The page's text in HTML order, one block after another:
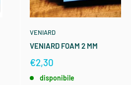
VENIARD
VENIARD FOAM 2 MM
€2,30
disponibile